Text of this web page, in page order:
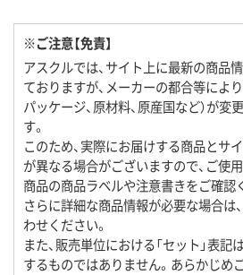
※ご注意【免責】
アスクルでは、サイト上に最新の商品
ておりますが、メーカーの都合等により
パッケージ、原材料、原産国など）が
す。
このため、実際にお届けする商品とサ
が異なる場合がございますので、ご使
商品の商品ラベルや注意書きをご確認
さらに詳細な商品情報が必要な場合は
わせください。
また、販売単位における「セット」表記
するものではありません。あらかじめ